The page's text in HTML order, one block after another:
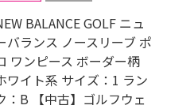
BALANCE GOLF ニュ
バランス ノースリーブ ポ
ワンピース ボーダー柄
ワイト系 サイズ：1 ラン
：B 【中古】ゴルフウェ